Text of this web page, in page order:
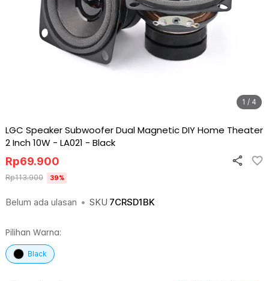
1 / 4
LGC Speaker Subwoofer Dual Magnetic DIY Home Theater
2 Inch 10W - LA021 - Black
Belum ada ulasan • SKU 7CRSD1BK
Rp69.900
Rp113.900 39%
Pilihan Warna:
Black